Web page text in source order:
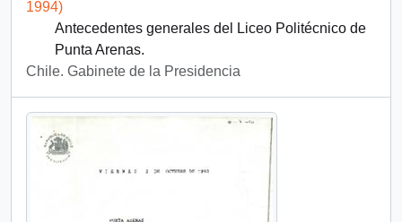
1994)
Antecedentes generales del Liceo Politécnico de
Punta Arenas.
Chile. Gabinete de la Presidencia